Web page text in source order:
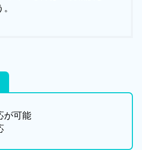
が可能